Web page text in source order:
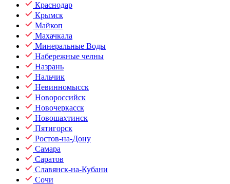
Краснодар
Крымск
Майкоп
Махачкала
Минеральные Воды
Набережные челны
Назрань
Нальчик
Невинномысск
Новороссийск
Новочеркасск
Новошахтинск
Пятигорск
Ростов-на-Дону
Самара
Саратов
Славянск-на-Кубани
Сочи